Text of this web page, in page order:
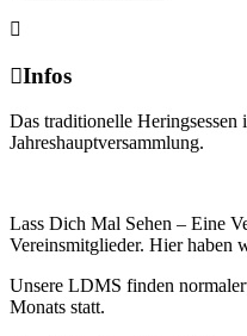
Infos
Das traditionelle Heringsessen
Jahreshauptversammlung.
Lass Dich Mal Sehen – Eine
Vereinsmitglieder. Hier haben
Unsere LDMS finden
Monats statt.